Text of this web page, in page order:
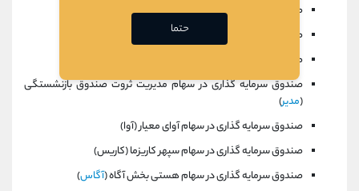
صندوق سرمایه گذاری در سهام پاداش سرمايه پارس (پادا)
صندوق سرمایه گذاری در سهام فراز داريک (فراز)
صندوق سرمایه گذاری در سهام زرين كوروش (زرين)
صندوق سرمایه گذاری در سهام مديريت ثروت صندوق بازنشستگی
(مدير)
صندوق سرمایه گذاری در سهام آوای معيار (آوا)
صندوق سرمایه گذاری در سهام سپهر كاريزما (كاريس)
صندوق سرمایه گذاری در سهام هستی بخش آگاه (آگاس)
حتما